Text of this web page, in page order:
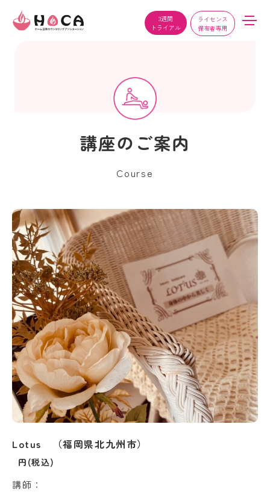
3週間
トライアル
ライセンス
保有者専用
講座のご案内
Course
Lotus （福岡県北九州市）
円(税込)
講師：